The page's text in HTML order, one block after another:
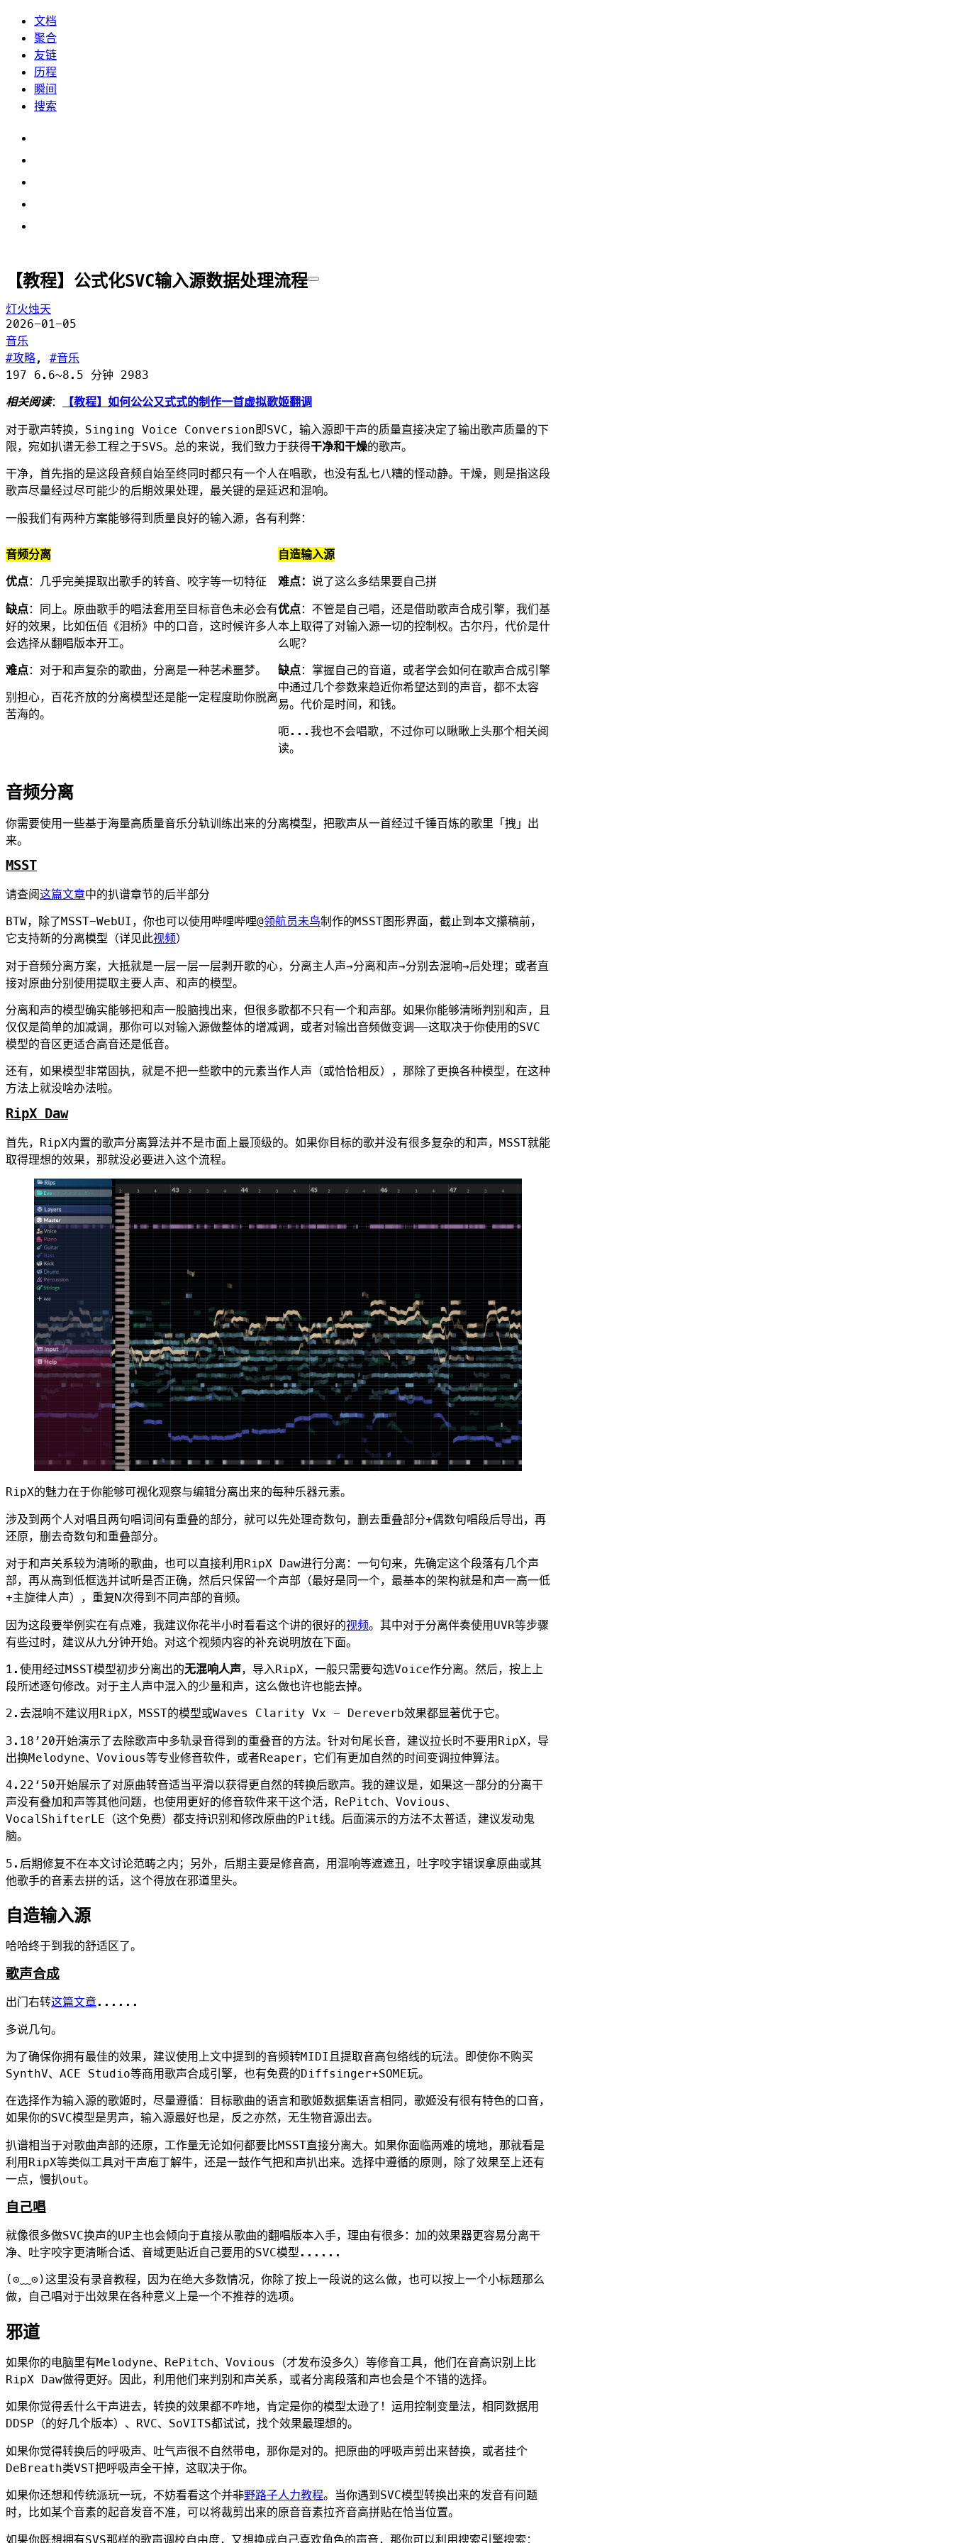
文档
聚合
友链
历程
瞬间
搜索
【教程】公式化SVC输入源数据处理流程
灯火烛天
2026-01-05
音乐
攻略,
音乐
197 6.6~8.5 分钟 2983
相关阅读：
【教程】如何公公又式式的制作一首虚拟歌姬翻调
对于歌声转换，Singing Voice Conversion即SVC，输入源即干声的质量直接决定了输出歌声质量的下
限，宛如扒谱无参工程之于SVS。总的来说，我们致力于获得干净和干燥的歌声。
干净，首先指的是这段音频自始至终同时都只有一个人在唱歌，也没有乱七八糟的怪动静。干燥，则是指这段
歌声尽量经过尽可能少的后期效果处理，最关键的是延迟和混响。
一般我们有两种方案能够得到质量良好的输入源，各有利弊：
音频分离
优点：几乎完美提取出歌手的转音、咬字等一切特征
缺点：同上。原曲歌手的唱法套用至目标音色未必会有
好的效果，比如伍佰《泪桥》中的口音，这时候许多人
会选择从翻唱版本开工。
难点：对于和声复杂的歌曲，分离是一种艺术噩梦。
别担心，百花齐放的分离模型还是能一定程度助你脱离
苦海的。
自造输入源
难点： 说了这么多结果要自己拼
优点：不管是自己唱，还是借助歌声合成引擎，我们基
本上取得了对输入源一切的控制权。古尔丹，代价是什
么呢？
缺点：掌握自己的音道，或者学会如何在歌声合成引擎
中通过几个参数来趋近你希望达到的声音，都不太容
易。代价是时间，和钱。
呃...我也不会唱歌，不过你可以瞅瞅上头那个相关阅
读。
音频分离
你需要使用一些基于海量高质量音乐分轨训练出来的分离模型，把歌声从一首经过千锤百炼的歌里「拽」出
来。
MSST
请查阅这篇文章中的扒谱章节的后半部分
BTW，除了MSST-WebUI，你也可以使用哔哩哔哩@领航员未鸟制作的MSST图形界面，截止到本文攥稿前，
它支持新的分离模型（详见此视频）
对于音频分离方案，大抵就是一层一层一层剥开歌的心，分离主人声→分离和声→分别去混响→后处理；或者直
接对原曲分别使用提取主要人声、和声的模型。
分离和声的模型确实能够把和声一股脑拽出来，但很多歌都不只有一个和声部。如果你能够清晰判别和声，且
仅仅是简单的加减调，那你可以对输入源做整体的增减调，或者对输出音频做变调——这取决于你使用的SVC
模型的音区更适合高音还是低音。
还有，如果模型非常固执，就是不把一些歌中的元素当作人声（或恰恰相反），那除了更换各种模型，在这种
方法上就没啥办法啦。
RipX Daw
首先，RipX内置的歌声分离算法并不是市面上最顶级的。如果你目标的歌并没有很多复杂的和声，MSST就能
取得理想的效果，那就没必要进入这个流程。
RipX的魅力在于你能够可视化观察与编辑分离出来的每种乐器元素。
涉及到两个人对唱且两句唱词间有重叠的部分，就可以先处理奇数句，删去重叠部分+偶数句唱段后导出，再
还原，删去奇数句和重叠部分。
对于和声关系较为清晰的歌曲，也可以直接利用RipX Daw进行分离：一句句来，先确定这个段落有几个声
部，再从高到低框选并试听是否正确，然后只保留一个声部（最好是同一个，最基本的架构就是和声一高一低
+主旋律人声），重复N次得到不同声部的音频。
因为这段要举例实在有点难，我建议你花半小时看看这个讲的很好的视频。其中对于分离伴奏使用UVR等步骤
有些过时，建议从九分钟开始。对这个视频内容的补充说明放在下面。
1.使用经过MSST模型初步分离出的无混响人声，导入RipX，一般只需要勾选Voice作分离。然后，按上上
段所述逐句修改。对于主人声中混入的少量和声，这么做也许也能去掉。
2.去混响不建议用RipX，MSST的模型或Waves Clarity Vx - Dereverb效果都显著优于它。
3.18’20开始演示了去除歌声中多轨录音得到的重叠音的方法。针对句尾长音，建议拉长时不要用RipX，导
出换Melodyne、Vovious等专业修音软件，或者Reaper，它们有更加自然的时间变调拉伸算法。
4.22‘50开始展示了对原曲转音适当平滑以获得更自然的转换后歌声。我的建议是，如果这一部分的分离干
声没有叠加和声等其他问题，也使用更好的修音软件来干这个活，RePitch、Vovious、
VocalShifterLE（这个免费）都支持识别和修改原曲的Pit线。后面演示的方法不太普适，建议发动鬼
脑。
5.后期修复不在本文讨论范畴之内；另外，后期主要是修音高，用混响等遮遮丑，吐字咬字错误拿原曲或其
他歌手的音素去拼的话，这个得放在邪道里头。
自造输入源
哈哈终于到我的舒适区了。
歌声合成
出门右转这篇文章......
多说几句。
为了确保你拥有最佳的效果，建议使用上文中提到的音频转MIDI且提取音高包络线的玩法。即使你不购买
SynthV、ACE Studio等商用歌声合成引擎，也有免费的Diffsinger+SOME玩。
在选择作为输入源的歌姬时，尽量遵循：目标歌曲的语言和歌姬数据集语言相同，歌姬没有很有特色的口音，
如果你的SVC模型是男声，输入源最好也是，反之亦然，无生物音源出去。
扒谱相当于对歌曲声部的还原，工作量无论如何都要比MSST直接分离大。如果你面临两难的境地，那就看是
利用RipX等类似工具对干声庖丁解牛，还是一鼓作气把和声扒出来。选择中遵循的原则，除了效果至上还有
一点，慢扒out。
自己唱
就像很多做SVC换声的UP主也会倾向于直接从歌曲的翻唱版本入手，理由有很多：加的效果器更容易分离干
净、吐字咬字更清晰合适、音域更贴近自己要用的SVC模型......
(⊙﹏⊙)这里没有录音教程，因为在绝大多数情况，你除了按上一段说的这么做，也可以按上一个小标题那么
做，自己唱对于出效果在各种意义上是一个不推荐的选项。
邪道
如果你的电脑里有Melodyne、RePitch、Vovious（才发布没多久）等修音工具，他们在音高识别上比
RipX Daw做得更好。因此，利用他们来判别和声关系，或者分离段落和声也会是个不错的选择。
如果你觉得丢什么干声进去，转换的效果都不咋地，肯定是你的模型太逊了！运用控制变量法，相同数据用
DDSP（的好几个版本）、RVC、SoVITS都试试，找个效果最理想的。
如果你觉得转换后的呼吸声、吐气声很不自然带电，那你是对的。把原曲的呼吸声剪出来替换，或者挂个
DeBreath类VST把呼吸声全干掉，这取决于你。
如果你还想和传统派玩一玩，不妨看看这个并非野路子人力教程。当你遇到SVC模型转换出来的发音有问题
时，比如某个音素的起音发音不准，可以将裁剪出来的原音音素拉齐音高拼贴在恰当位置。
如果你既想拥有SVS那样的歌声调校自由度，又想换成自己喜欢角色的声音，那你可以利用搜索引擎搜索：